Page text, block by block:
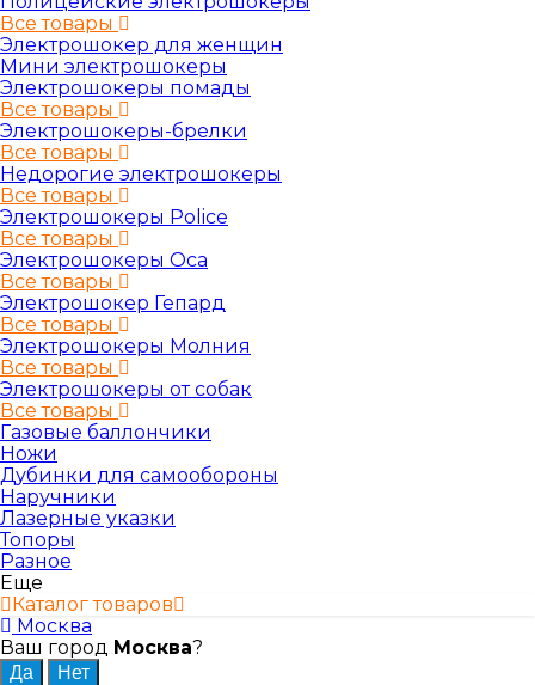
Все товары
Электрошокер для женщин
Мини электрошокеры
Электрошокеры помады
Все товары
Электрошокеры-брелки
Все товары
Недорогие электрошокеры
Все товары
Электрошокеры Police
Все товары
Электрошокеры Oса
Все товары
Электрошокер Гепард
Все товары
Электрошокеры Молния
Все товары
Электрошокеры от собак
Все товары
Газовые баллончики
Ножи
Дубинки для самообороны
Наручники
Лазерные указки
Топоры
Разное
Еще
Каталог товаров
Москва
Ваш город Москва?